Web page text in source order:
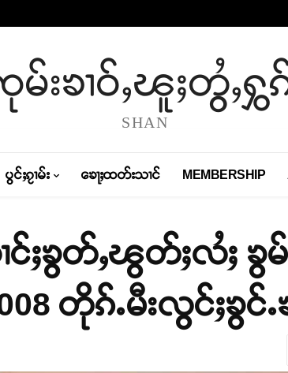
းၶၢဝ်ႇၽူႈတွႆႇႁွ
SHAN
ပွင်ႈၵႂၢမ်း ၶေႃႈထတ်းသၢင် MEMBERSHIP
ႈၶွတ်ႇၽွတ်ႈလႆႈ ၶွ
တိုၵ်ႉမီးလွင်ႈၶွင်